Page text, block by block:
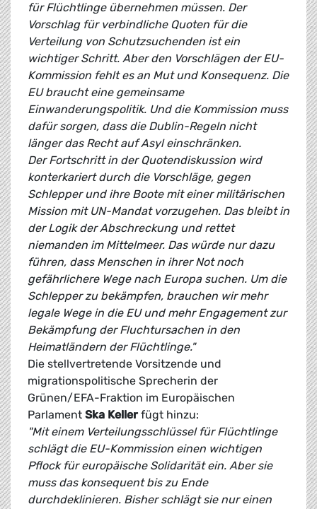
für Flüchtlinge übernehmen müssen. Der
Vorschlag für verbindliche Quoten für die
Verteilung von Schutzsuchenden ist ein
wichtiger Schritt. Aber den Vorschlägen der EU-
Kommission fehlt es an Mut und Konsequenz. Die
EU braucht eine gemeinsame
Einwanderungspolitik. Und die Kommission muss
dafür sorgen, dass die Dublin-Regeln nicht
länger das Recht auf Asyl einschränken.
Der Fortschritt in der Quotendiskussion wird
konterkariert durch die Vorschläge, gegen
Schlepper und ihre Boote mit einer militärischen
Mission mit UN-Mandat vorzugehen. Das bleibt in
der Logik der Abschreckung und rettet
niemanden im Mittelmeer. Das würde nur dazu
führen, dass Menschen in ihrer Not noch
gefährlichere Wege nach Europa suchen. Um die
Schlepper zu bekämpfen, brauchen wir mehr
legale Wege in die EU und mehr Engagement zur
Bekämpfung der Fluchtursachen in den
Heimatländern der Flüchtlinge."
Die stellvertretende Vorsitzende und
migrationspolitische Sprecherin der
Grünen/EFA-Fraktion im Europäischen
Parlament Ska Kellerfügt hinzu:
"Mit einem Verteilungsschlüssel für Flüchtlinge
schlägt die EU-Kommission einen wichtigen
Pflock für europäische Solidarität ein. Aber sie
muss das konsequent bis zu Ende
durchdeklinieren. Bisher schlägt sie nur einen